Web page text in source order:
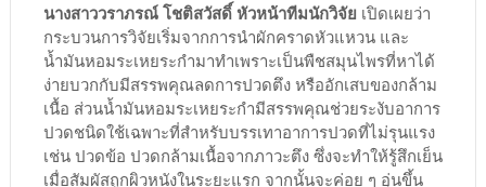
นางสาววราภรณ์ โชติสวัสดิ์ หัวหน้าทีมนักวิจัย เปิดเผยว่า
กระบวนการวิจัยเริ่มจากการนำผักคราดหัวแหวน และ
น้ำมันหอมระเหยระกำมาทำเพราะเป็นพืชสมุนไพรที่หาได้
ง่ายบวกกับมีสรรพคุณลดการปวดตึง หรืออักเสบของกล้าม
เนื้อ ส่วนน้ำมันหอมระเหยระกำมีสรรพคุณช่วยระงับอาการ
ปวดชนิดใช้เฉพาะที่สำหรับบรรเทาอาการปวดที่ไม่รุนแรง
เช่น ปวดข้อ ปวดกล้ามเนื้อจากภาวะตึง ซึ่งจะทำให้รู้สึกเย็น
เมื่อสัมผัสถูกผิวหนังในระยะแรก จากนั้นจะค่อย ๆ อุ่นขึ้น